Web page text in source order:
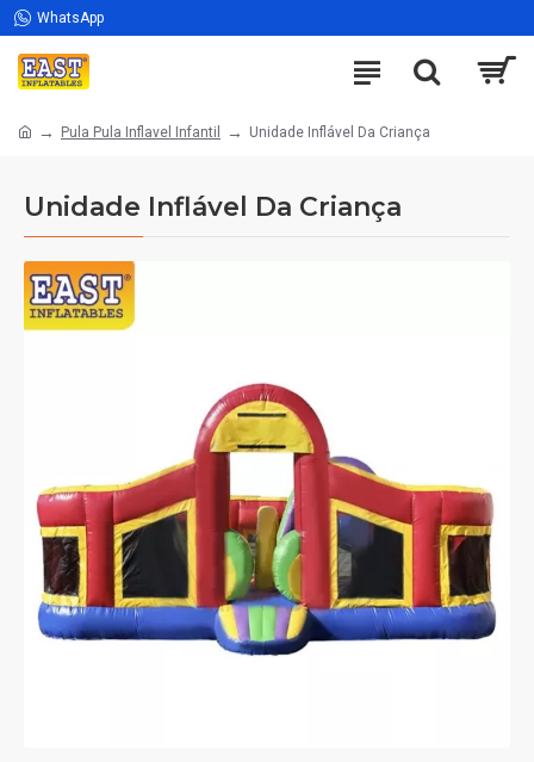
WhatsApp
Pula Pula Inflavel Infantil Unidade Inflável Da Criança
Unidade Inflável Da Criança